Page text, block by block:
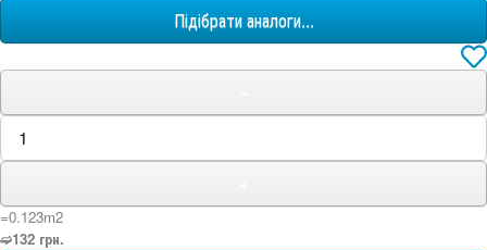
Підібрати аналоги...
=0.123m2
➫132 грн.